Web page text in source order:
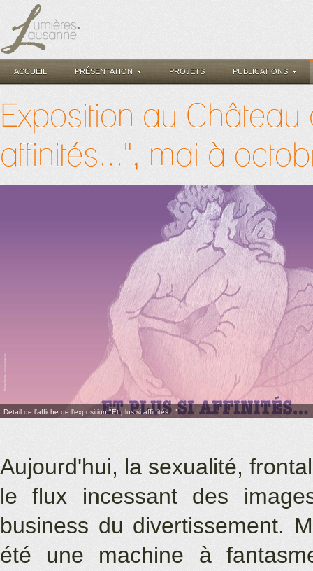
ACCUEIL PRÉSENTATION PROJETS PUBLICATIONS
Exposition au
affinités...", mai à
Détail de l'affiche de l'exposition "Et plus si affinités..."
Aujourd'hui, la sexualité,
le flux incessant des
business du divertissement.
été une machine à